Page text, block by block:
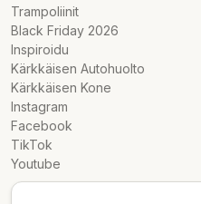
Trampoliinit
Black Friday 2026
Inspiroidu
Kärkkäisen Autohuolto
Kärkkäisen Kone
Instagram
Facebook
TikTok
Youtube